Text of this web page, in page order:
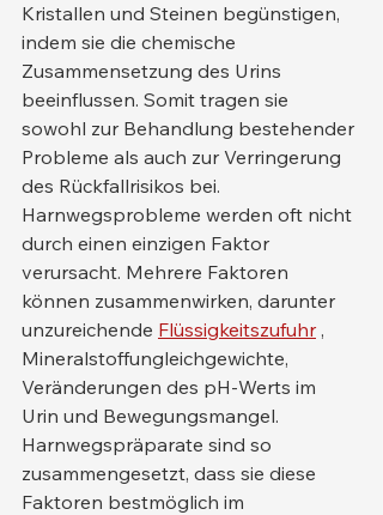
Kristallen und Steinen begünstigen,
indem sie die chemische
Zusammensetzung des Urins
beeinflussen. Somit tragen sie
sowohl zur Behandlung bestehender
Probleme als auch zur Verringerung
des Rückfallrisikos bei.
Harnwegsprobleme werden oft nicht
durch einen einzigen Faktor
verursacht. Mehrere Faktoren
können zusammenwirken, darunter
unzureichende Flüssigkeitszufuhr ,
Mineralstoffungleichgewichte,
Veränderungen des pH-Werts im
Urin und Bewegungsmangel.
Harnwegspräparate sind so
zusammengesetzt, dass sie diese
Faktoren bestmöglich im